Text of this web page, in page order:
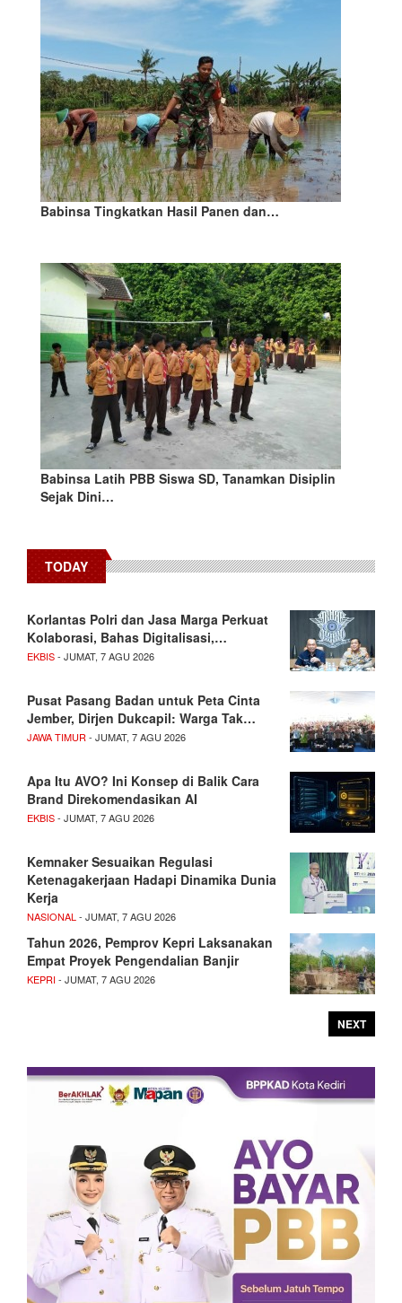
Babinsa Tingkatkan Hasil Panen dan…
Babinsa Latih PBB Siswa SD, Tanamkan Disiplin
Sejak Dini…
TODAY
Korlantas Polri dan Jasa Marga Perkuat
Kolaborasi, Bahas Digitalisasi,…
EKBIS- JUMAT, 7 AGU 2026
Pusat Pasang Badan untuk Peta Cinta
Jember, Dirjen Dukcapil: Warga Tak…
JAWA TIMUR- JUMAT, 7 AGU 2026
Apa Itu AVO? Ini Konsep di Balik Cara
Brand Direkomendasikan AI
EKBIS- JUMAT, 7 AGU 2026
Kemnaker Sesuaikan Regulasi
Ketenagakerjaan Hadapi Dinamika Dunia
Kerja
NASIONAL- JUMAT, 7 AGU 2026
Tahun 2026, Pemprov Kepri Laksanakan
Empat Proyek Pengendalian Banjir
KEPRI- JUMAT, 7 AGU 2026
NEXT